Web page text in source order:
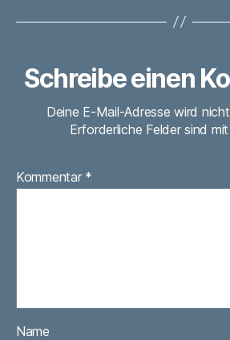
Schreibe einen
Deine E-Mail-Adresse wird
Erforderliche Felder sind mit
Kommentar *
Name